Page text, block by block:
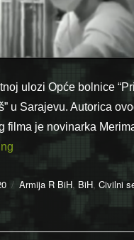
ulozi Opće bolnice
u Sarajevu. Autorica
filma je novinarka
“Ne zaboravljajmo:
Categories
Armija R BiH, BiH,Civilni